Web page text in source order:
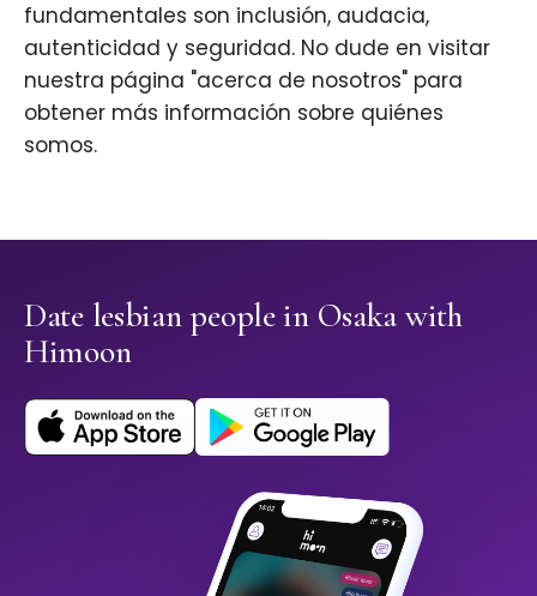
fundamentales son inclusión, audacia,
autenticidad y seguridad. No dude en visitar
nuestra página "acerca de nosotros" para
obtener más información sobre quiénes
somos.
Date lesbian people in Osaka with
Himoon